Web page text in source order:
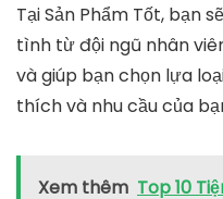
Tại Sản Phẩm Tốt, bạn
tình từ đội ngũ nhân
và giúp bạn chọn lựa
thích và nhu cầu của
Xem thêm Top 10